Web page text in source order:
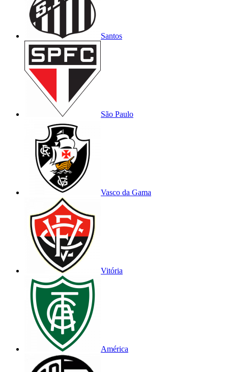
Santos
São Paulo
Vasco da Gama
Vitória
América